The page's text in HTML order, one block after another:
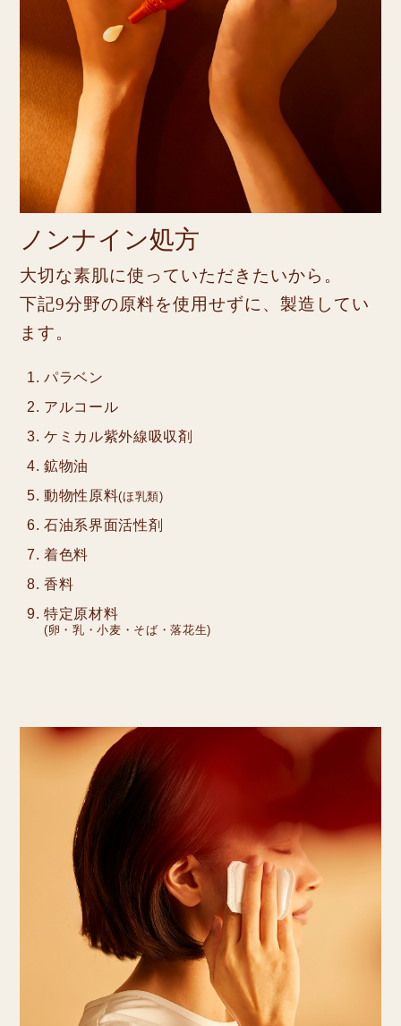
ノンナイン処方
大切な素肌に使っていただきたいから。
下記9分野の原料を使用せずに、製造してい
ます。
パラベン
アルコール
ケミカル紫外線吸収剤
鉱物油
動物性原料(ほ乳類)
石油系界面活性剤
着色料
香料
特定原材料
(卵・乳・小麦・そば・落花生)